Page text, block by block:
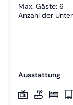
Max. Gäste: 6
Anzahl der
Ausstattung